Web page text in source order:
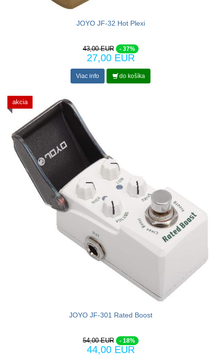
JOYO JF-32 Hot Plexi
43,00 EUR - 37%
27,00 EUR
Viac info do košíka
akcia
JOYO JF-301 Rated Boost
54,00 EUR - 18%
44,00 EUR